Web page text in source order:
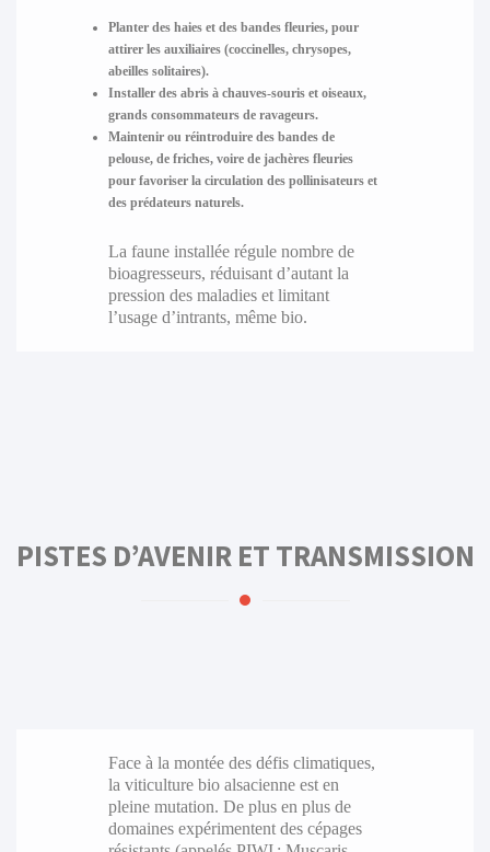
Planter des haies et des bandes fleuries, pour
attirer les auxiliaires (coccinelles, chrysopes,
abeilles solitaires).
Installer des abris à chauves-souris et oiseaux,
grands consommateurs de ravageurs.
Maintenir ou réintroduire des bandes de
pelouse, de friches, voire de jachères fleuries
pour favoriser la circulation des pollinisateurs et
des prédateurs naturels.
La faune installée régule nombre de
bioagresseurs, réduisant d’autant la
pression des maladies et limitant
l’usage d’intrants, même bio.
PISTES D’AVENIR ET TRANSMISSION
Face à la montée des défis climatiques,
la viticulture bio alsacienne est en
pleine mutation. De plus en plus de
domaines expérimentent des cépages